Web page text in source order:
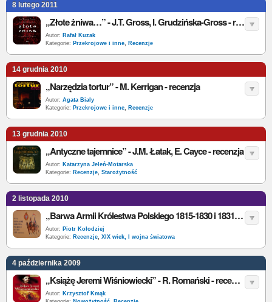
8 lutego 2011
„Złote żniwa…” - J.T. Gross, I. Grudzińska-Gross - recenzja
Autor: Rafał Kuzak
Kategorie: Przekrojowe i inne, Recenzje
14 grudnia 2010
„Narzędzia tortur” - M. Kerrigan - recenzja
Autor: Agata Bialy
Kategorie: Przekrojowe i inne, Recenzje
13 grudnia 2010
„Antyczne tajemnice” - J.M. Łatak, E. Cayce - recenzja
Autor: Katarzyna Jeleń-Motarska
Kategorie: Recenzje, Starożytność
2 listopada 2010
„Barwa Armii Królestwa Polskiego 1815-1830 i 1831 (stare formacje)” - J. Czop - recenzja
Autor: Piotr Kołodziej
Kategorie: Recenzje, XIX wiek, I wojna światowa
4 października 2009
„Książę Jeremi Wiśniowiecki” - R. Romański - recenzja
Autor: Krzysztof Kmąk